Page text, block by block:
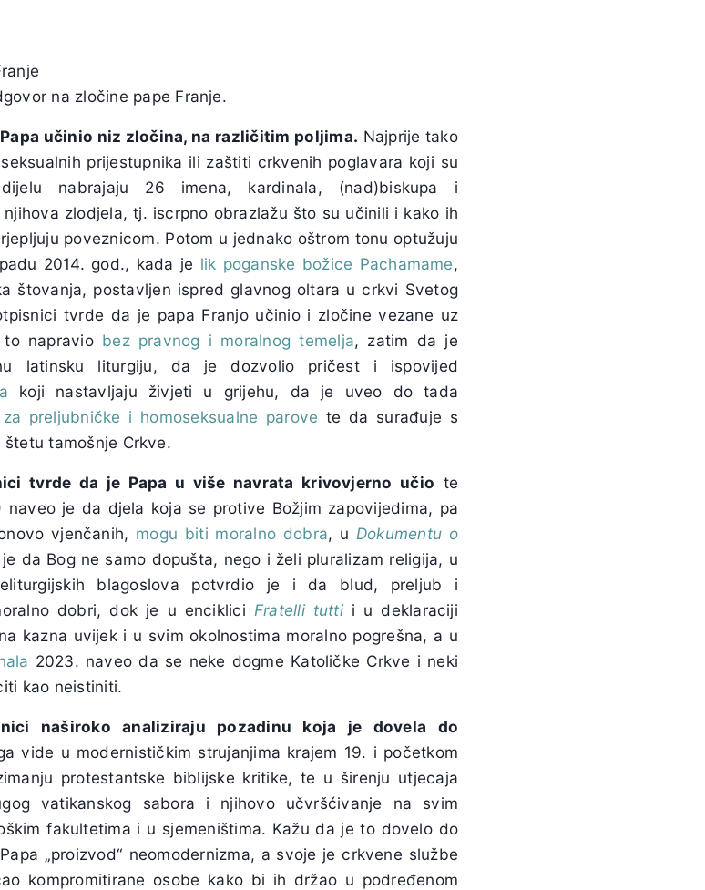
na zločine pape Franje.
učinio niz zločina, na različitim poljima. Najprije tako
prijestupnika ili zaštiti crkvenih poglavara koji su
nabrajaju 26 imena, kardinala, (nad)biskupa i
zlodjela, tj. iscrpno obrazlažu što su učinili i kako ih
poveznicom. Potom u jednako oštrom tonu optužuju
2014. god., kada je lik poganske božice Pachamame,
štovanja, postavljen ispred glavnog oltara u crkvi Svetog
tvrde da je papa Franjo učinio i zločine vezane uz
napravio bez pravnog i moralnog temelja, zatim da je
latinsku liturgiju, da je dozvolio pričest i ispovijed
koji nastavljaju živjeti u grijehu, da je uveo do tada
preljubničke i homoseksualne parove te da surađuje s
tamošnje Crkve.
tvrde da je Papa u više navrata krivovjerno učio te
naveo je da djela koja se protive Božjim zapovijedima, pa
vjenčanih, mogu biti moralno dobra, u Dokumentu o
da Bog ne samo dopušta, nego i želi pluralizam religija, u
blagoslova potvrdio je i da blud, preljub i
dobri, dok je u enciklici Fratelli tuttii u deklaraciji
kazna uvijek i u svim okolnostima moralno pogrešna, a u
2023. naveo da se neke dogme Katoličke Crkve i neki
kao neistiniti.
naširoko analiziraju pozadinu koja je dovela do
vide u modernističkim strujanjima krajem 19. i početkom
protestantske biblijske kritike, te u širenju utjecaja
vatikanskog sabora i njihovo učvršćivanje na svim
fakultetima i u sjemeništima. Kažu da je to dovelo do
„proizvod“ neomodernizma, a svoje je crkvene službe
kompromitirane osobe kako bi ih držao u podređenom